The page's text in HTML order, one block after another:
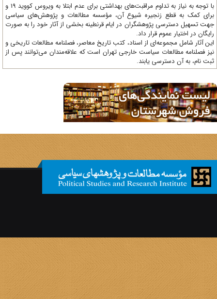
با توجه به نیاز به تداوم مراقبت‌های بهداشتی برای عدم ابتلا به ویروس کووید 19 و
کمک به قطع زنجیره شیوع آن، مؤسسه مطالعات و پژوهش‌های سیاسی
تسهیل دسترسی پژوهشگران در ایام قرنطینه بخشی از آثار خود را به صورت
در اختیار عموم قرار داد.
آثار شامل مجموعه‌ای از اسناد، کتب تاریخ معاصر، فصلنامه‌ مطالعات تاریخی و
فصلنامه مطالعات سیاست خارجی تهران است که علاقه‌مندان می‌توانند پس از
نام، به آن دسترسی یابند.